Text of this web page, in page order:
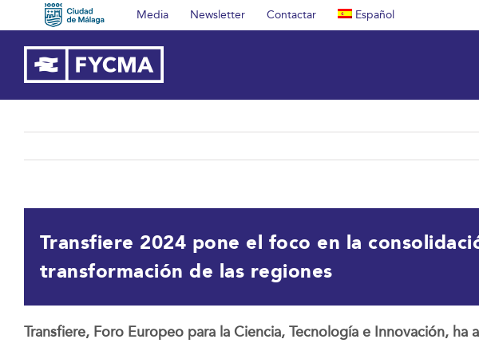
al
contenido
Media Newsletter Contactar Español
Transfiere 2024 pone el foco en la
transformación de las regiones
Transfiere, Foro Europeo para la Ciencia, Tecnología e Innovación,